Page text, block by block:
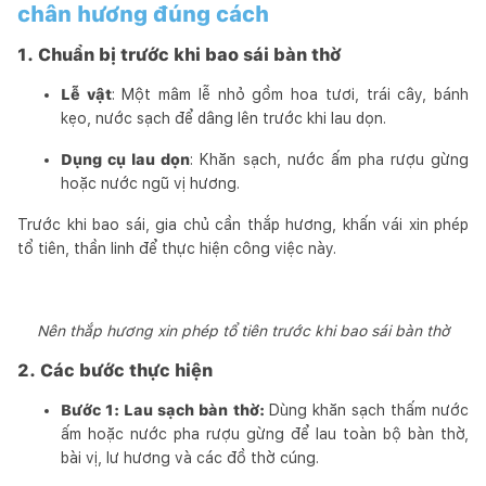
chân hương đúng cách
1. Chuẩn bị trước khi bao sái bàn thờ
Lễ vật: Một mâm lễ nhỏ gồm hoa tươi, trái cây, bánh
kẹo, nước sạch để dâng lên trước khi lau dọn.
Dụng cụ lau dọn: Khăn sạch, nước ấm pha rượu gừng
hoặc nước ngũ vị hương.
Trước khi bao sái, gia chủ cần thắp hương, khấn vái xin phép
tổ tiên, thần linh để thực hiện công việc này.
Nên thắp hương xin phép tổ tiên trước khi bao sái bàn thờ
2. Các bước thực hiện
Bước 1: Lau sạch bàn thờ: Dùng khăn sạch thấm nước
ấm hoặc nước pha rượu gừng để lau toàn bộ bàn thờ,
bài vị, lư hương và các đồ thờ cúng.